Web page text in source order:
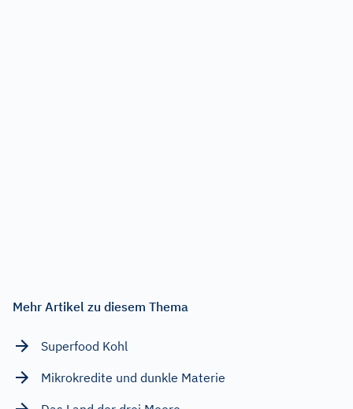
Mehr Artikel zu diesem Thema
Superfood Kohl
Mikrokredite und dunkle Materie